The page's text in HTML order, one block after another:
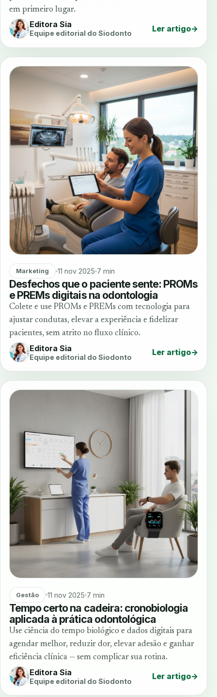
em primeiro lugar.
Editora Sia
Equipe editorial do Siodonto Ler artigo→
Marketing 11 nov 2025 7 min
Desfechos que o paciente sente: PROMs
e PREMs digitais na odontologia
Colete e use PROMs e PREMs com tecnologia para
ajustar condutas, elevar a experiência e fidelizar
pacientes, sem atrito no fluxo clínico.
Editora Sia
Equipe editorial do Siodonto Ler artigo→
Gestão 11 nov 2025 7 min
Tempo certo na cadeira: cronobiologia
aplicada à prática odontológica
Use ciência do tempo biológico e dados digitais para
agendar melhor, reduzir dor, elevar adesão e ganhar
eficiência clínica — sem complicar sua rotina.
Editora Sia
Equipe editorial do Siodonto Ler artigo→